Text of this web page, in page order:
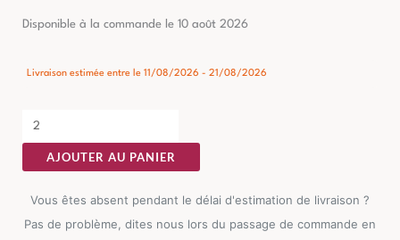
Disponible à la commande le 10 août 2026
Livraison estimée entre le 11/08/2026 - 21/08/2026
quantité
Chaise
Tissu-
Métal
Ixia
AJOUTER AU PANIER
Vous êtes absent pendant le délai d'estimation de livraison ?
Pas de problème, dites nous lors du passage de commande en